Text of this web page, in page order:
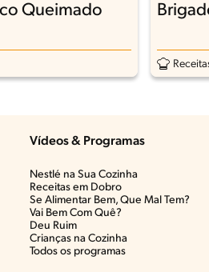
Queimado
Vídeos & Programas​
Nestlé na Sua Cozinha
Receitas em Dobro
Se Alimentar Bem, Que Mal Tem?​
Vai Bem Com Quê?​
Deu Ruim​
Crianças na Cozinha​
Todos os programas